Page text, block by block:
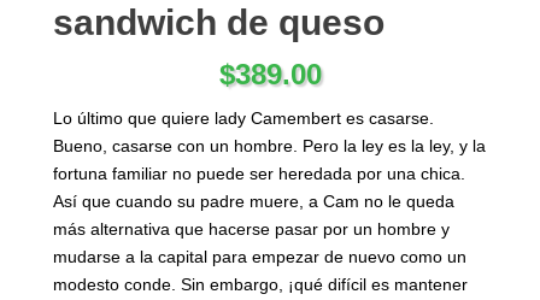
sandwich de queso
$389.00
Lo último que quiere lady Camembert es casarse.
Bueno, casarse con un hombre. Pero la ley es la ley, y la
fortuna familiar no puede ser heredada por una chica.
Así que cuando su padre muere, a Cam no le queda
más alternativa que hacerse pasar por un hombre y
mudarse a la capital para empezar de nuevo como un
modesto conde. Sin embargo, ¡qué difícil es mantener